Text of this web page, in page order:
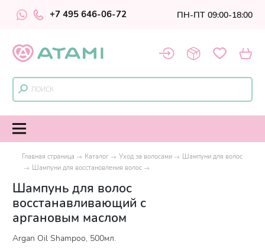
+7 495 646-06-72 ПН-ПТ 09:00-18:00
Главная страница Каталог Уход за волосами
Шампуни для волос
Шампуни для восстановления волос
Шампунь для волос
восстанавливающий с
аргановым маслом
Argan Oil Shampoo, 500мл.